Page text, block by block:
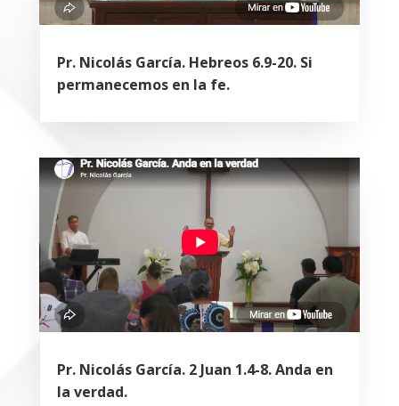
Pr. Nicolás García. Hebreos 6.9-20. Si
permanecemos en la fe.
Pr. Nicolás García. 2 Juan 1.4-8. Anda en
la verdad.